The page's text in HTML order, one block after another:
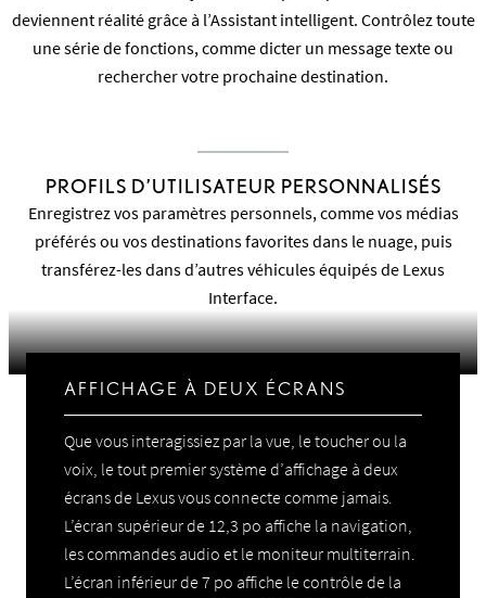
deviennent réalité grâce à l’Assistant intelligent. Contrôlez toute
une série de fonctions, comme dicter un message texte ou
rechercher votre prochaine destination.
PROFILS D’UTILISATEUR PERSONNALISÉS
Enregistrez vos paramètres personnels, comme vos médias
préférés ou vos destinations favorites dans le nuage, puis
transférez-les dans d’autres véhicules équipés de Lexus
Interface.
AFFICHAGE À DEUX ÉCRANS
Que vous interagissiez par la vue, le toucher ou la
voix, le tout premier système d’affichage à deux
écrans de Lexus vous connecte comme jamais.
L’écran supérieur de 12,3 po affiche la navigation,
les commandes audio et le moniteur multiterrain.
L’écran inférieur de 7 po affiche le contrôle de la